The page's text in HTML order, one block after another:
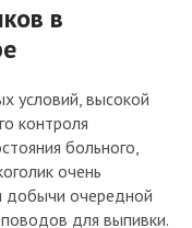
в
условий, высокой
контроля
больного,
очень
добычи очередной
для выпивки.